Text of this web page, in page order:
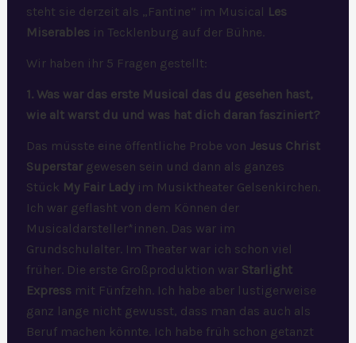
steht sie derzeit als „Fantine“ im Musical Les
Miserables in Tecklenburg auf der Bühne.
Wir haben ihr 5 Fragen gestellt:
1. Was war das erste Musical das du gesehen hast,
wie alt warst du und was hat dich daran fasziniert?
Das müsste eine öffentliche Probe von Jesus Christ
Superstar gewesen sein und dann als ganzes
Stück My Fair Lady im Musiktheater Gelsenkirchen.
Ich war geflasht von dem Können der
Musicaldarsteller*innen. Das war im
Grundschulalter. Im Theater war ich schon viel
früher. Die erste Großproduktion war Starlight
Express mit Fünfzehn. Ich habe aber lustigerweise
ganz lange nicht gewusst, dass man das auch als
Beruf machen könnte. Ich habe früh schon getanzt